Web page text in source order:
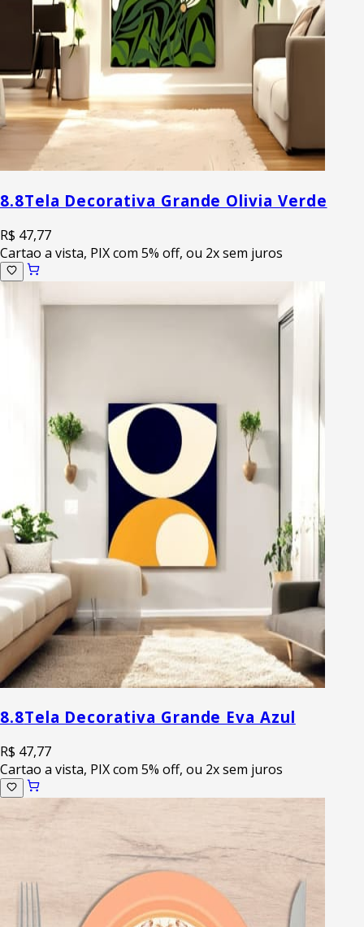
8.8Tela Decorativa Grande Olivia Verde
R$ 47,77
Cartao a vista, PIX com 5% off, ou 2x sem juros
8.8Tela Decorativa Grande Eva Azul
R$ 47,77
Cartao a vista, PIX com 5% off, ou 2x sem juros